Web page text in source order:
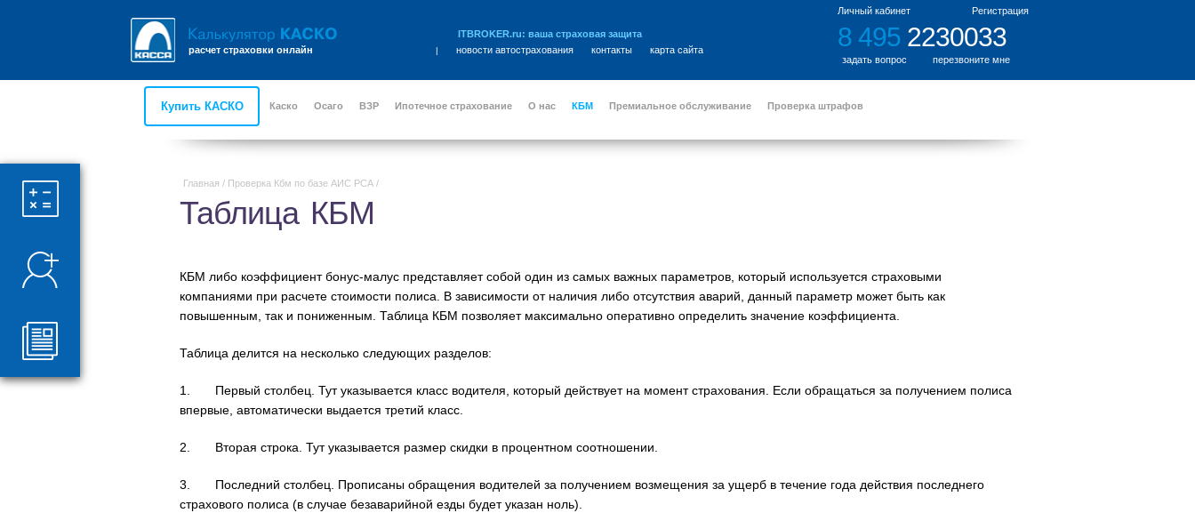
расчет страховки онлайн
ITBROKER.ru: ваша страховая защита
| новости автострахования контакты карта сайта
Личный кабинет Регистрация
8 4952230033
задать вопрос перезвоните мне
Купить КАСКО Каско Осаго ВЗР Ипотечное страхование О нас КБМ Премиальное обслуживание Проверка штрафов
Главная / Проверка Кбм по базе АИС РСА /
Таблица КБМ
КБМ либо коэффициент бонус-малус представляет собой один из самых важных параметров, который используется страховыми
компаниями при расчете стоимости полиса. В зависимости от наличия либо отсутствия аварий, данный параметр может быть как
повышенным, так и пониженным. Таблица КБМ позволяет максимально оперативно определить значение коэффициента.
Таблица делится на несколько следующих разделов:
1. Первый столбец. Тут указывается класс водителя, который действует на момент страхования. Если обращаться за получением полиса
впервые, автоматически выдается третий класс.
2. Вторая строка. Тут указывается размер скидки в процентном соотношении.
3. Последний столбец. Прописаны обращения водителей за получением возмещения за ущерб в течение года действия последнего
страхового полиса (в случае безаварийной езды будет указан ноль).